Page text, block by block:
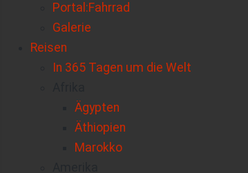
Portal:Fahrrad
Galerie
Reisen
In 365 Tagen um die Welt
Ägypten
Äthiopien
Marokko